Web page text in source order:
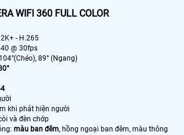
WIFI 360 FULL COLOR
- H.265
@ 30fps
89° (Ngang)
khi phát hiện người
và đèn chớp
màu ban đêm, hồng ngoại ban đêm, màu thông